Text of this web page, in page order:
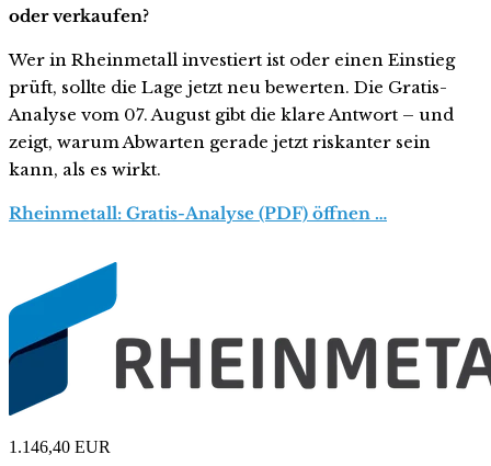
oder verkaufen?
Wer in Rheinmetall investiert ist oder einen Einstieg
prüft, sollte die Lage jetzt neu bewerten. Die Gratis-
Analyse vom 07. August gibt die klare Antwort – und
zeigt, warum Abwarten gerade jetzt riskanter sein
kann, als es wirkt.
Rheinmetall: Gratis-Analyse (PDF) öffnen …
1.146,40 EUR